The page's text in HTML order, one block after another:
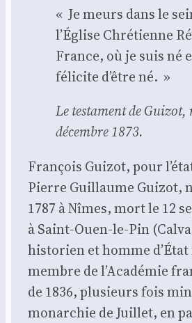
« Je meurs dans le
l’Église Chré­tienne
France, où je suis né
féli­cite d’être né. »
Le tes­ta­ment de Gui­zot,
décembre 1873.
Fran­çois Gui­zot, pour
Pierre Guillaume Gui­zot,
1787 à Nîmes, mort le 12
à Saint-Ouen-le-Pin
his­to­rien et homme
membre de l’A­ca­dé­mie
de 1836, plu­sieurs fois
monar­chie de Juillet, en